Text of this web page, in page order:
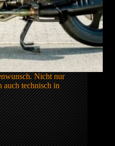
Nicht nur
auch technisch in